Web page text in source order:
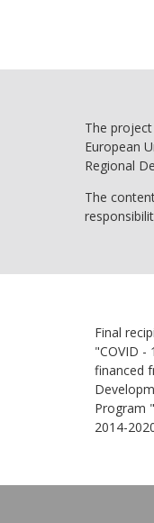
The
European
Regional
The
Final
"COVID -
financed
Program
2014-